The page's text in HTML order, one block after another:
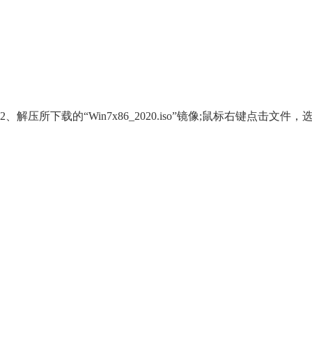
2、解压所下载的“Win7x86_2020.iso”镜像;鼠标右键点击文件，